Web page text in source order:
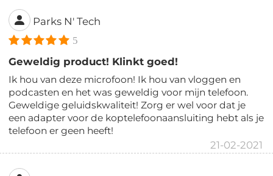
Parks N' Tech
5
Geweldig product! Klinkt goed!
Ik hou van deze microfoon! Ik hou van vloggen en
podcasten en het was geweldig voor mijn telefoon.
Geweldige geluidskwaliteit! Zorg er wel voor dat je
een adapter voor de koptelefoonaansluiting hebt als je
telefoon er geen heeft!
21-02-2021